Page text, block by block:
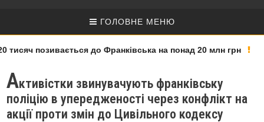
ГОЛОВНЕ МЕНЮ
позивається до Франківська на понад 20 млн грн
Активістки звинувачують франківську
поліцію в упередженості через конфлікт на
акції проти змін до Цивільного кодексу